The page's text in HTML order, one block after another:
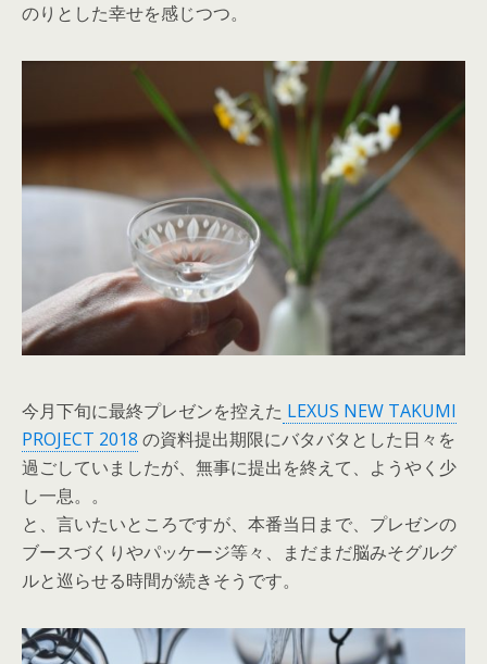
のりとした幸せを感じつつ。
今月下旬に最終プレゼンを控えた LEXUS NEW TAKUMI
PROJECT 2018 の資料提出期限にバタバタとした日々を
過ごしていましたが、無事に提出を終えて、ようやく少
し一息。。
と、言いたいところですが、本番当日まで、プレゼンの
ブースづくりやパッケージ等々、まだまだ脳みそグルグ
ルと巡らせる時間が続きそうです。